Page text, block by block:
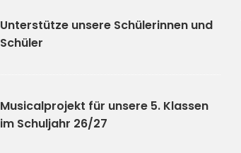
Unterstütze unsere Schülerinnen und
Schüler
Musicalprojekt für unsere 5. Klassen
im Schuljahr 26/27